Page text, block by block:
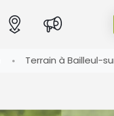
Terrain à Bailleul-